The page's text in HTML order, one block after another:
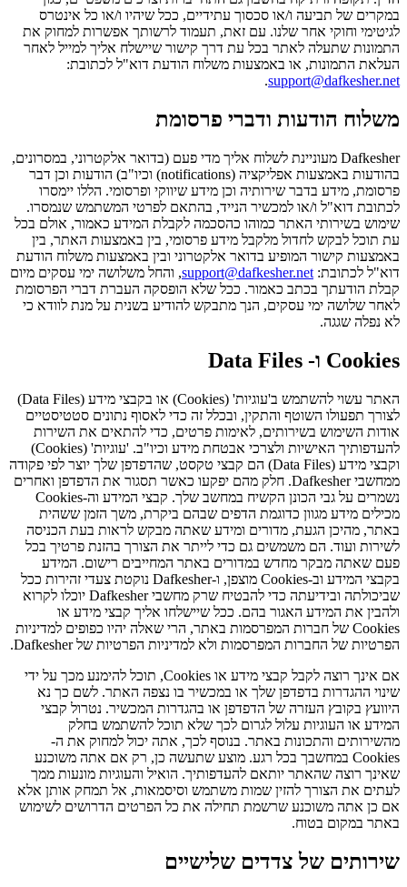
במקרים של תביעה ו/או סכסוך עתידיים, ככל שיהיו ו/או כל אינטרס
לגיטימי וחוקי אחר שלנו. עם זאת, תעמוד לרשותך אפשרות למחוק את
התמונות שתעלה לאתר בכל עת דרך קישור שיישלח אליך למייל לאחר
העלאת התמונות, או באמצעות משלוח הודעת דוא"ל לכתובת:
support@dafkesher.net
.
משלוח הודעות ודברי פרסומת
Dafkesher מעוניינת לשלוח אליך מדי פעם (בדואר אלקטרוני, במסרונים,
בהודעות באמצעות אפליקציה (notifications) וכיו"ב) הודעות וכן דבר
פרסומת, מידע בדבר שירותיה וכן מידע שיווקי ופרסומי. הללו יימסרו
לכתובת דוא"ל ו/או למכשיר הנייד, בהתאם לפרטי המשתמש שנמסרו.
שימוש בשירותי האתר כמוהו כהסכמה לקבלת המידע כאמור, אולם בכל
עת תוכל לבקש לחדול מלקבל מידע פרסומי, בין באמצעות האתר, בין
באמצעות קישור המופיע בדואר אלקטרוני ובין באמצעות משלוח הודעת
דוא"ל לכתובת: support@dafkesher.net, והחל משלושה ימי עסקים מיום
קבלת הודעתך בכתב כאמור. ככל שלא הופסקה העברת דברי הפרסומת
לאחר שלושה ימי עסקים, הנך מתבקש להודיע בשנית על מנת לוודא כי
לא נפלה שגגה.
Cookies ו- Data Files
האתר עשוי להשתמש ב'עוגיות' (Cookies) או בקבצי מידע (Data Files)
לצורך תפעולו השוטף והתקין, ובכלל זה כדי לאסוף נתונים סטטיסטיים
אודות השימוש בשירותים, לאימות פרטים, כדי להתאים את השירות
להעדפותיך האישיות ולצרכי אבטחת מידע וכיו"ב. 'עוגיות' (Cookies)
וקבצי מידע (Data Files) הם קבצי טקסט, שהדפדפן שלך יוצר לפי פקודה
ממחשבי Dafkesher. חלק מהם יפקעו כאשר תסגור את הדפדפן ואחרים
נשמרים על גבי הכונן הקשיח במחשב שלך. קבצי המידע וה-Cookies
מכילים מידע מגוון כדוגמת הדפים שבהם ביקרת, משך הזמן ששהית
באתר, מהיכן הגעת, מדורים ומידע שאתה מבקש לראות בעת הכניסה
לשירות ועוד. הם משמשים גם כדי לייתר את הצורך בהזנת פרטיך בכל
פעם שאתה מבקר מחדש במדורים באתר המחייבים רישום. המידע
בקבצי המידע וב-Cookies מוצפן, ו-Dafkesher נוקטת צעדי זהירות ככל
שביכולתה ובידיעתה כדי להבטיח שרק מחשבי Dafkesher יוכלו לקרוא
ולהבין את המידע האגור בהם. ככל שיישלחו אליך קבצי מידע או
Cookies של חברות המפרסמות באתר, הרי שאלה יהיו כפופים למדיניות
הפרטיות של החברות המפרסמות ולא למדיניות הפרטיות של Dafkesher.
אם אינך רוצה לקבל קבצי מידע או Cookies, תוכל להימנע מכך על ידי
שינוי ההגדרות בדפדפן שלך או במכשיר בו נצפה האתר. לשם כך נא
היוועץ בקובץ העזרה של הדפדפן או בהגדרות המכשיר. נטרול קבצי
המידע או העוגיות עלול לגרום לכך שלא תוכל להשתמש בחלק
מהשירותים והתכונות באתר. בנוסף לכך, אתה יכול למחוק את ה-
Cookies במחשבך בכל רגע. מוצע שתעשה כן, רק אם אתה משוכנע
שאינך רוצה שהאתר יותאם להעדפותיך. הואיל והעוגיות מונעות ממך
לעתים את הצורך להזין שמות משתמש וסיסמאות, אל תמחק אותן אלא
אם כן אתה משוכנע שרשמת תחילה את כל הפרטים הדרושים לשימוש
באתר במקום בטוח.
שירותים של צדדים שלישיים